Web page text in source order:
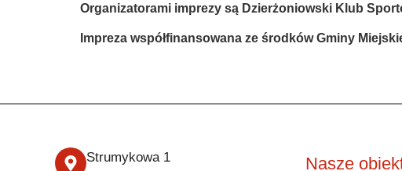
Organizatorami imprezy są Dzierżoniowski Klub
Impreza współfinansowana ze środków Gminy
Strumykowa 1
Nasze